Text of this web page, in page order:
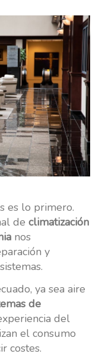
es lo primero.
de climatización
nos
y
ya sea aire
de
del
el consumo
costes.